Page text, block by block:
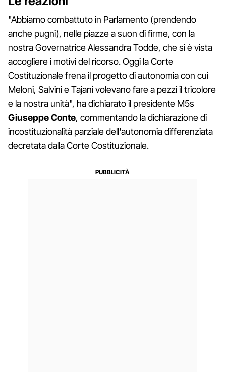
"Abbiamo combattuto in Parlamento (prendendo
anche pugni), nelle piazze a suon di firme, con la
nostra Governatrice Alessandra Todde, che si è vista
accogliere i motivi del ricorso. Oggi la Corte
Costituzionale frena il progetto di autonomia con cui
Meloni, Salvini e Tajani volevano fare a pezzi il tricolore
e la nostra unità", ha dichiarato il presidente M5s
Giuseppe Conte, commentando la dichiarazione di
incostituzionalità parziale dell'autonomia differenziata
decretata dalla Corte Costituzionale.